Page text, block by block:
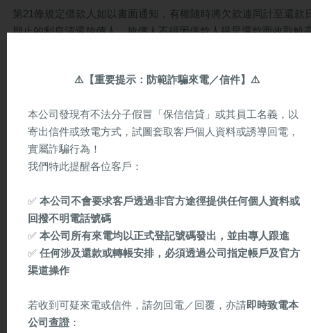
第21條規定借款人如以書面通知，有權隨時將欠款連同計至還款
期止的利息清還放債人，放債人不得因借款人提早還款而收取較
可的人士或經其認可社團的成員，則上述規定並不適合。
第22條規定凡收取複利或訂明不准分期攤還借款的借約均屬不合
法，此外，對到期未還的款項收取較高利息的借約亦屬不合法，
該等借約可規定對到期未還的本金及利息加收單利，所收利率不
超過原來借款的利率。如果法庭認為因合約不符合本條條文規定
法，或部份內容合法。
第23條規定：在訂立借約或接受貸款抵押時，如放債人未領有牌
照，有關借約及抵押不能予以執行。但是，假若法庭認為由於本
規定而不能執行有關借約或抵押的規定會造成不公平，法庭可宣
放債人條例第IV部摘要 – 過高的利率
⚠️ 【重要提示：防範詐騙來電／信件】 ⚠️
本公司發現有不法分子假冒「保信信貸」或其員工名義，以
寄出信件或致電方式，試圖套取客戶個人資料或誘導回電，
實屬詐騙行為！
我們特此提醒各位客戶：
✅ 本公司不會要求客戶透過非官方途徑提供任何個人資料或
回撥不明電話號碼
✅ 本公司所有來電均以正式登記號碼發出，並由專人跟進
✅ 任何涉及還款或轉帳安排，必須透過公司指定帳戶及官方
渠道操作
若收到可疑來電或信件，請勿回電／回覆，亦請即時致電本
公司查證 ：